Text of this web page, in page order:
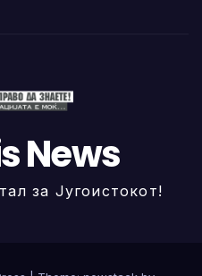
News
за Југоистокот!